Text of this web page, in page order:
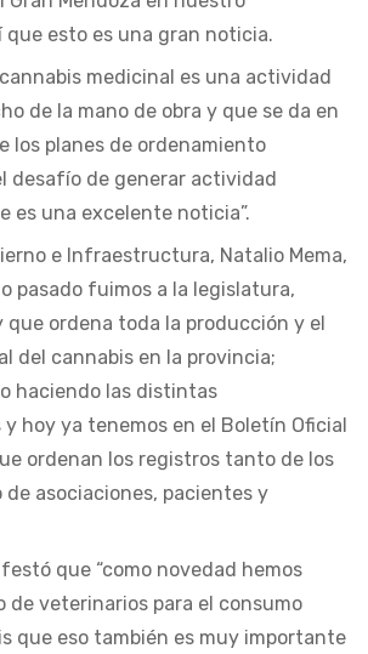
que esto es una gran noticia.
medicinal es una actividad
de la mano de obra y que se da en
los planes de ordenamiento
desafío de generar actividad
es una excelente noticia”.
e Infraestructura, Natalio Mema,
pasado fuimos a la legislatura,
ordena toda la producción y el
del cannabis en la provincia;
haciendo las distintas
hoy ya tenemos en el Boletín Oficial
ordenan los registros tanto de los
asociaciones, pacientes y
que “como novedad hemos
de veterinarios para el consumo
que eso también es muy importante